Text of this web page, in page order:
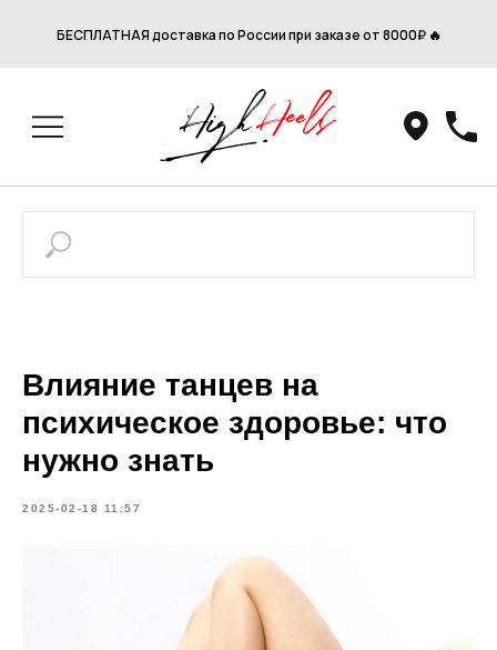
БЕСПЛАТНАЯ доставка по России при заказе от 8000₽ 🔥
Влияние танцев на
психическое здоровье: что
нужно знать
2025-02-18 11:57